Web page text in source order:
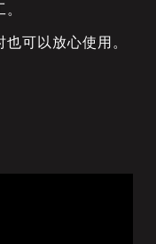
可以放心使用。